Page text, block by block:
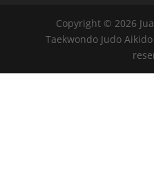
Copyright © 2026
Taekwondo Judo